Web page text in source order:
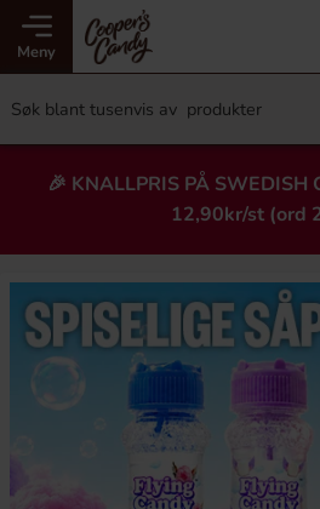
Meny
🎉 KNALLPRIS PÅ SWEDISH
12,90kr/st (ord